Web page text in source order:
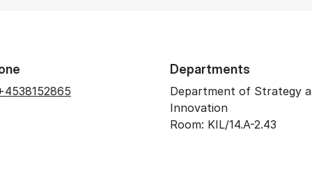
Departments
Department of Strategy
Innovation
Room: KIL/14.A-2.43